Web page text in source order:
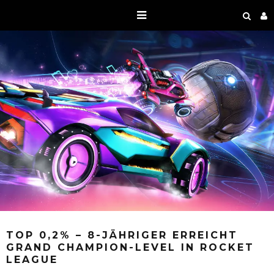
TOP 0,2% – 8-JÄHRIGER ERREICHT
GRAND CHAMPION-LEVEL IN ROCKET
LEAGUE